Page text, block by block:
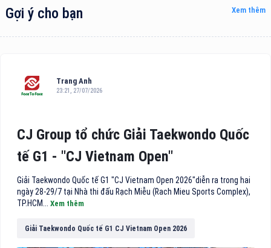
Gợi ý cho bạn Xem thêm
Trang Anh
23:21, 27/07/2026
CJ Group tổ chức Giải Taekwondo Quốc
tế G1 - "CJ Vietnam Open"
Giải Taekwondo Quốc tế G1 "CJ Vietnam Open 2026"diễn ra trong hai
ngày 28-29/7 tại Nhà thi đấu Rạch Miễu (Rach Mieu Sports Complex),
TP.HCM... Xem thêm
Giải Taekwondo Quốc tế G1 CJ Vietnam Open 2026